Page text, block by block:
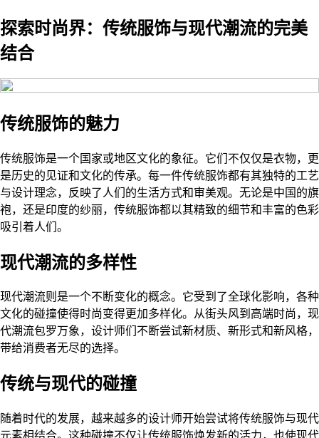
探索时尚界：传统服饰与现代潮流的完美
结合
传统服饰的魅力
传统服饰是一个国家或地区文化的象征。它们不仅仅是衣物，更
是历史的见证和文化的传承。每一件传统服饰都有其独特的工艺
与设计理念，反映了人们的生活方式和审美观。无论是中国的旗
袍，还是印度的纱丽，传统服饰都以其精致的细节和丰富的色彩
吸引着人们。
现代潮流的多样性
现代潮流则是一个不断变化的概念。它受到了全球化影响，各种
文化的碰撞使得时尚变得更加多样化。从街头风到高端时尚，现
代潮流包罗万象，设计师们不断尝试新材质、新形式和新风格，
带给消费者无尽的选择。
传统与现代的碰撞
随着时代的发展，越来越多的设计师开始尝试将传统服饰与现代